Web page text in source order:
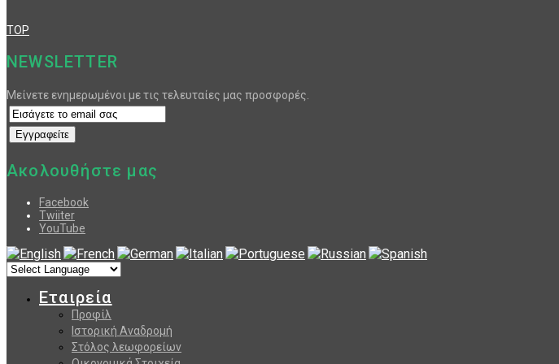
TOP
NEWSLETTER
Μείνετε ενημερωμένοι με τις τελευταίες μας προσφορές.
Ακολουθήστε μας
Facebook
Twiiter
YouTube
Εταιρεία
Προφίλ
Ιστορική Αναδρομή
Στόλος λεωφορείων